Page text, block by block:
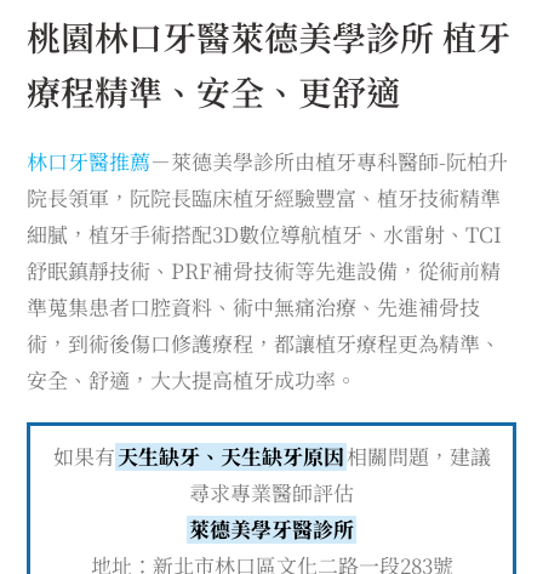
桃園林口牙醫萊德美學診所 植牙
療程精準、安全、更舒適
林口牙醫推薦－萊德美學診所由植牙專科醫師-阮柏升
院長領軍，阮院長臨床植牙經驗豐富、植牙技術精準
細膩，植牙手術搭配3D數位導航植牙、水雷射、TCI
舒眠鎮靜技術、PRF補骨技術等先進設備，從術前精
準蒐集患者口腔資料、術中無痛治療、先進補骨技
術，到術後傷口修護療程，都讓植牙療程更為精準、
安全、舒適，大大提高植牙成功率。
如果有天生缺牙、天生缺牙原因相關問題，建議
尋求專業醫師評估
萊德美學牙醫診所
地址：新北市林口區文化二路一段283號